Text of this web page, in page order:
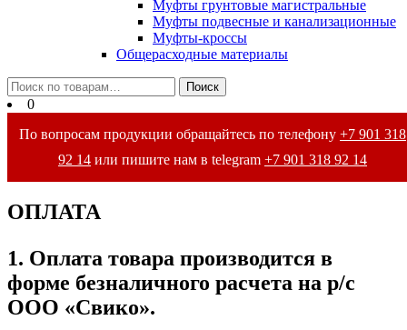
Муфты грунтовые магистральные
Муфты подвесные и канализационные
Муфты-кроссы
Общерасходные материалы
Закрыть
меню
Искать: Поиск
0
По вопросам продукции обращайтесь по телефону +7 901 318
92 14 или пишите нам в telegram +7 901 318 92 14
ОПЛАТА
1. Оплата товара производится в
форме безналичного расчета на р/с
ООО «Свико».